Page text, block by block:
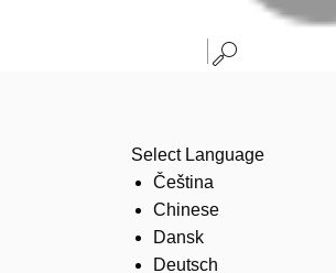
Select Language
Čeština
Chinese
Dansk
Deutsch